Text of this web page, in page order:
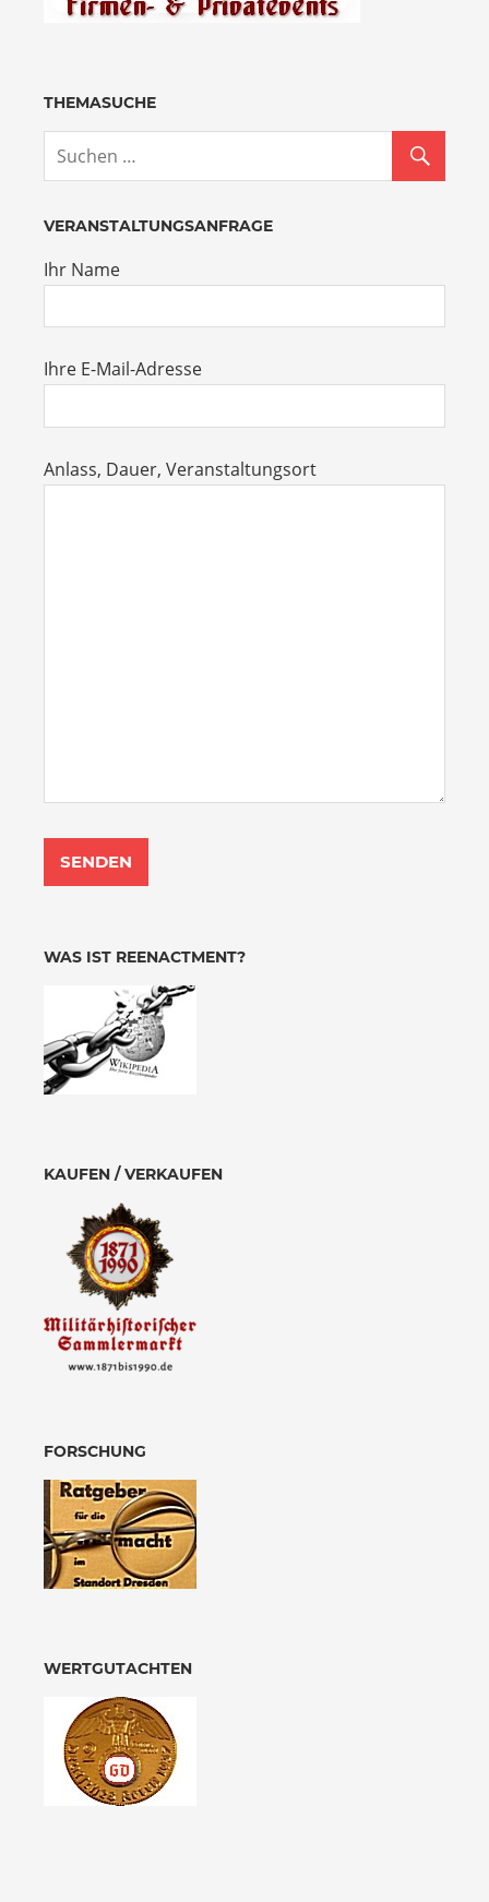
THEMASUCHE
VERANSTALTUNGSANFRAGE
Ihr Name
Ihre E-Mail-Adresse
Anlass, Dauer, Veranstaltungsort
WAS IST REENACTMENT?
KAUFEN / VERKAUFEN
FORSCHUNG
WERTGUTACHTEN